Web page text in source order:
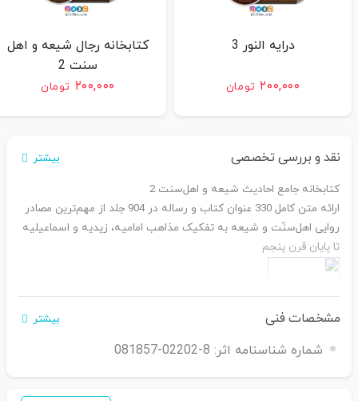
درایه النور 3
۲۰۰,۰۰۰ تومان
کتابخانه رجال شیعه و اهل
سنت 2
۲۰۰,۰۰۰ تومان
نقد و بررسی تخصصی بیشتر
کتابخانه جامع احادیث شیعه و اهل‌‌سنت2
ارائه متن کامل 330 عنوان کتاب و رساله در 904 جلد از مهم‌ترین مصادر
روایی اهل‌سنّت و شیعه به تفکیک مذاهب امامیه، زیدیه و اسماعیلیه
تا پایان قرن پنجم
فقط کافی است نام محصول را به سامانه 30007650001082
مشخصات فنی بیشتر
شماره شناسنامه اثر: 8-02202-081857